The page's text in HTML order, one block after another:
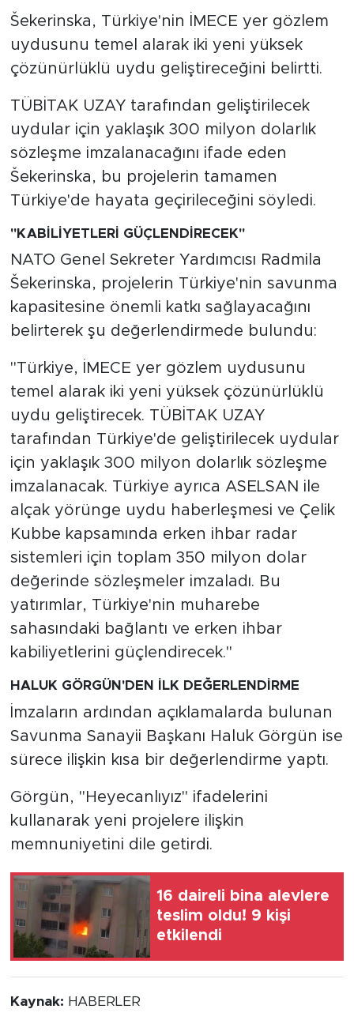
Šekerinska, Türkiye'nin İMECE yer gözlem
uydusunu temel alarak iki yeni yüksek
çözünürlüklü uydu geliştireceğini belirtti.
TÜBİTAK UZAY tarafından geliştirilecek
uydular için yaklaşık 300 milyon dolarlık
sözleşme imzalanacağını ifade eden
Šekerinska, bu projelerin tamamen
Türkiye'de hayata geçirileceğini söyledi.
"KABİLİYETLERİ GÜÇLENDİRECEK"
NATO Genel Sekreter Yardımcısı Radmila
Šekerinska, projelerin Türkiye'nin savunma
kapasitesine önemli katkı sağlayacağını
belirterek şu değerlendirmede bulundu:
"Türkiye, İMECE yer gözlem uydusunu
temel alarak iki yeni yüksek çözünürlüklü
uydu geliştirecek. TÜBİTAK UZAY
tarafından Türkiye'de geliştirilecek uydular
için yaklaşık 300 milyon dolarlık sözleşme
imzalanacak. Türkiye ayrıca ASELSAN ile
alçak yörünge uydu haberleşmesi ve Çelik
Kubbe kapsamında erken ihbar radar
sistemleri için toplam 350 milyon dolar
değerinde sözleşmeler imzaladı. Bu
yatırımlar, Türkiye'nin muharebe
sahasındaki bağlantı ve erken ihbar
kabiliyetlerini güçlendirecek."
HALUK GÖRGÜN'DEN İLK DEĞERLENDİRME
İmzaların ardından açıklamalarda bulunan
Savunma Sanayii Başkanı Haluk Görgün ise
sürece ilişkin kısa bir değerlendirme yaptı.
Görgün, "Heyecanlıyız" ifadelerini
kullanarak yeni projelere ilişkin
memnuniyetini dile getirdi.
16 daireli bina alevlere
teslim oldu! 9 kişi
etkilendi
Kaynak: HABERLER